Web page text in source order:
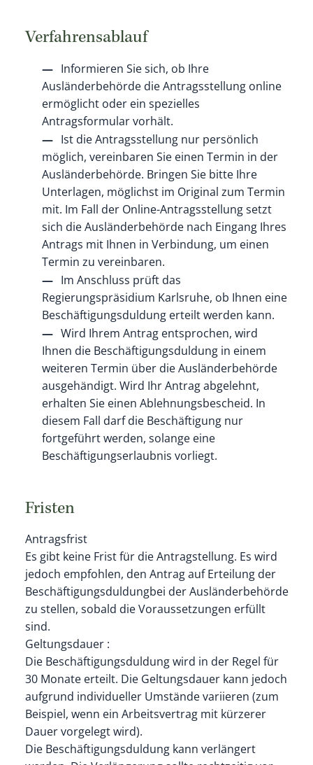
Verfahrensablauf
Informieren Sie sich, ob Ihre
Ausländerbehörde die Antragsstellung online
ermöglicht oder ein spezielles
Antragsformular vorhält.
Ist die Antragsstellung nur persönlich
möglich, vereinbaren Sie einen Termin in der
Ausländerbehörde. Bringen Sie bitte Ihre
Unterlagen, möglichst im Original zum Termin
mit. Im Fall der Online-Antragsstellung setzt
sich die Ausländerbehörde nach Eingang Ihres
Antrags mit Ihnen in Verbindung, um einen
Termin zu vereinbaren.
Im Anschluss prüft das
Regierungspräsidium Karlsruhe, ob Ihnen eine
Beschäftigungsduldung erteilt werden kann.
Wird Ihrem Antrag entsprochen, wird
Ihnen die Beschäftigungsduldung in einem
weiteren Termin über die Ausländerbehörde
ausgehändigt. Wird Ihr Antrag abgelehnt,
erhalten Sie einen Ablehnungsbescheid. In
diesem Fall darf die Beschäftigung nur
fortgeführt werden, solange eine
Beschäftigungserlaubnis vorliegt.
Fristen
Antragsfrist
Es gibt keine Frist für die Antragstellung. Es wird
jedoch empfohlen, den Antrag auf Erteilung der
Beschäftigungsduldungbei der Ausländerbehörde
zu stellen, sobald die Voraussetzungen erfüllt
sind.
Geltungsdauer :
Die Beschäftigungsduldung wird in der Regel für
30 Monate erteilt. Die Geltungsdauer kann jedoch
aufgrund individueller Umstände variieren (zum
Beispiel, wenn ein Arbeitsvertrag mit kürzerer
Dauer vorgelegt wird).
Die Beschäftigungsduldung kann verlängert